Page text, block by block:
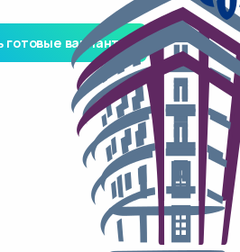
готовые варианты